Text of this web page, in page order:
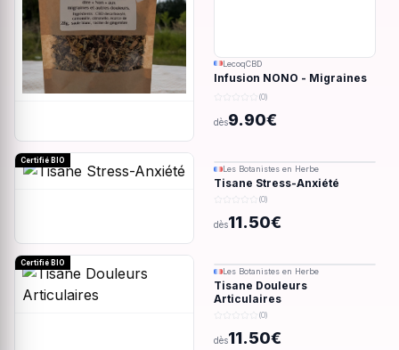
LecoqCBD
Infusion NONO - Migraines
& douleurs - 28g
(0)
dès9.90€
Certifié BIO
Les Botanistes en Herbe
Tisane Stress-Anxiété
(0)
dès11.50€
Certifié BIO
Les Botanistes en Herbe
Tisane Douleurs
Articulaires
(0)
dès11.50€